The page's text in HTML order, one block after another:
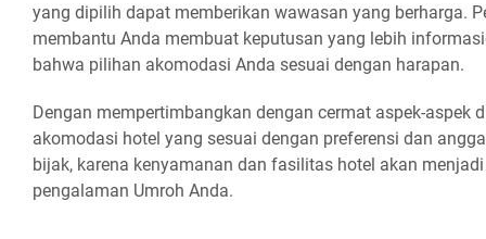
yang dipilih dapat memberikan wawasan yang berharga.
membantu Anda membuat keputusan yang lebih
bahwa pilihan akomodasi Anda sesuai dengan harapan.
Dengan mempertimbangkan dengan cermat aspek-aspek
akomodasi hotel yang sesuai dengan preferensi dan
bijak, karena kenyamanan dan fasilitas hotel akan
pengalaman Umroh Anda.